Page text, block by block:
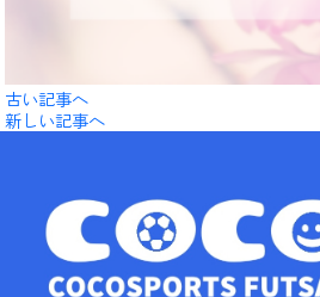
古い記事へ
新しい記事へ